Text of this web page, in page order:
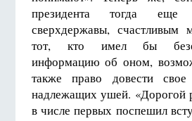
президента тогда еще
сверхдержавы, счастливым
тот, кто имел бы
информацию об оном,
также право довести
надлежащих ушей. «Дорогой
в числе первых поспешил